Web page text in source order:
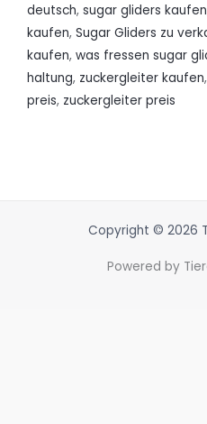
deutsch, sugar gliders kaufen
kaufen, Sugar Gliders zu
kaufen, was fressen sugar
haltung, zuckergleiter kaufen,
preis, zuckergleiter preis
Copyright © 2026
Powered by